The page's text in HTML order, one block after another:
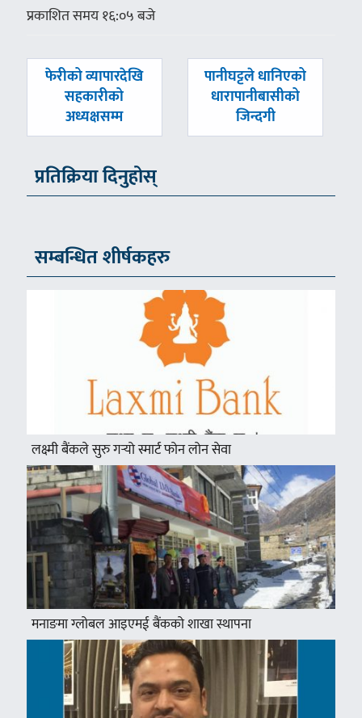
प्रकाशित समय १६:०५ बजे
पछिल्लाे
फेरीको व्यापारदेखि
सहकारीको
अध्यक्षसम्म
अघिल्लाे
पानीघट्टले धानिएको
धारापानीबासीको
जिन्दगी
प्रतिक्रिया दिनुहोस्
सम्बन्धित शीर्षकहरु
लक्ष्मी बैंकले सुरु गर्‍यो स्मार्ट फोन लोन सेवा
मनाङमा ग्लोबल आइएमई बैंकको शाखा स्थापना